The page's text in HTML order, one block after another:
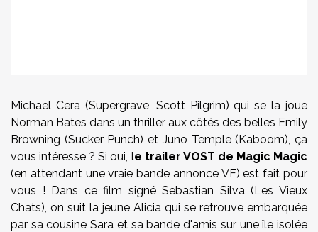
Michael Cera (Supergrave, Scott Pilgrim) qui se la joue
Norman Bates dans un thriller aux côtés des belles Emily
Browning (Sucker Punch) et Juno Temple (Kaboom), ça
vous intéresse ? Si oui, le trailer VOST de Magic Magic
(en attendant une vraie bande annonce VF) est fait pour
vous ! Dans ce film signé Sebastian Silva (Les Vieux
Chats), on suit la jeune Alicia qui se retrouve embarquée
par sa cousine Sara et sa bande d'amis sur une île isolée